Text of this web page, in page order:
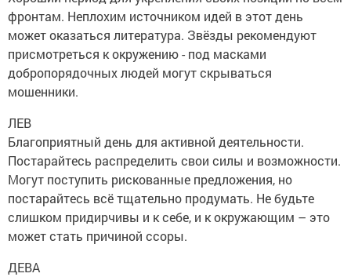
фронтам. Неплохим источником идей в этот день
может оказаться литература. Звёзды рекомендуют
присмотреться к окружению - под масками
добропорядочных людей могут скрываться
мошенники.
ЛЕВ
Благоприятный день для активной деятельности.
Постарайтесь распределить свои силы и возможности.
Могут поступить рискованные предложения, но
постарайтесь всё тщательно продумать. Не будьте
слишком придирчивы и к себе, и к окружающим – это
может стать причиной ссоры.
ДЕВА